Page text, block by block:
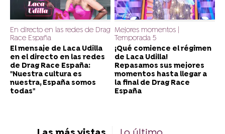
En directo en las redes de Drag
Race España
El mensaje de Laca Udilla
en el directo en las redes
de Drag Race España:
"Nuestra cultura es
nuestra, España somos
todas"
Mejores momentos |
Temporada 5
¡Qué comience el régimen
de Laca Udilla!
Repasamos sus mejores
momentos hasta llegar a
la final de Drag Race
España